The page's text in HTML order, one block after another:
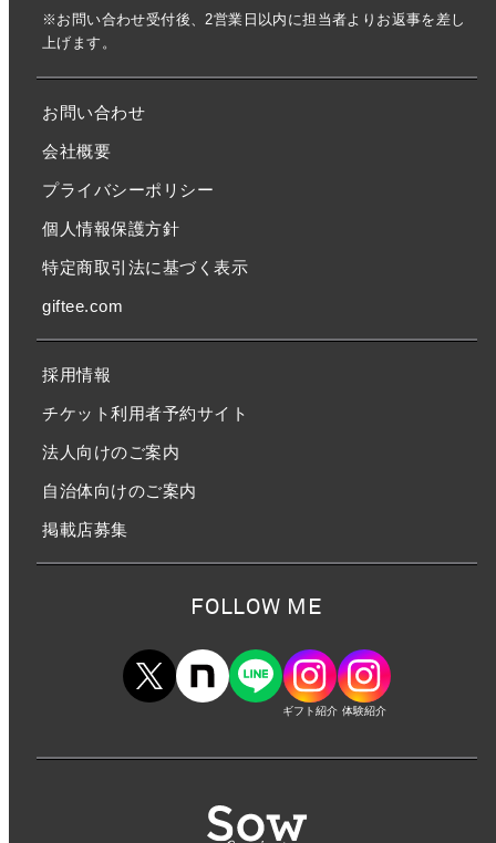
※お問い合わせ受付後、2営業日以内に担当者よりお返事を差し
上げます。
お問い合わせ
会社概要
プライバシーポリシー
個人情報保護方針
特定商取引法に基づく表示
giftee.com
採用情報
チケット利用者予約サイト
法人向けのご案内
自治体向けのご案内
掲載店募集
FOLLOW ME
ギフト紹介 体験紹介